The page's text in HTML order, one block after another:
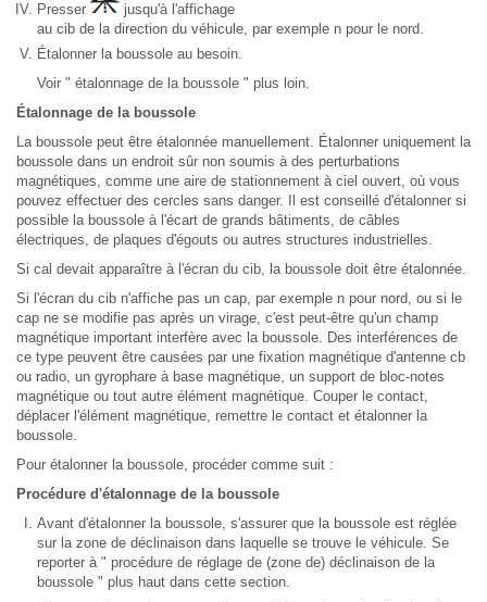
Presser
jusqu'à l'affichage
au cib de la direction du véhicule, par exemple n pour le nord.
Étalonner la boussole au besoin.
Voir " étalonnage de la boussole " plus loin.
Étalonnage de la boussole
La boussole peut être étalonnée manuellement. Étalonner uniquement la
boussole dans un endroit sûr non soumis à des perturbations
magnétiques, comme une aire de stationnement à ciel ouvert, où vous
pouvez effectuer des cercles sans danger. Il est conseillé d'étalonner si
possible la boussole à l'écart de grands bâtiments, de câbles
électriques, de plaques d'égouts ou autres structures industrielles.
Si cal devait apparaître à l'écran du cib, la boussole doit être étalonnée.
Si l'écran du cib n'affiche pas un cap, par exemple n pour nord, ou si le
cap ne se modifie pas après un virage, c'est peut-être qu'un champ
magnétique important interfère avec la boussole. Des interférences de
ce type peuvent être causées par une fixation magnétique d'antenne cb
ou radio, un gyrophare à base magnétique, un support de bloc-notes
magnétique ou tout autre élément magnétique. Couper le contact,
déplacer l'élément magnétique, remettre le contact et étalonner la
boussole.
Pour étalonner la boussole, procéder comme suit :
Procédure d'étalonnage de la boussole
Avant d'étalonner la boussole, s'assurer que la boussole est réglée
sur la zone de déclinaison dans laquelle se trouve le véhicule. Se
reporter à " procédure de réglage de (zone de) déclinaison de la
boussole " plus haut dans cette section.